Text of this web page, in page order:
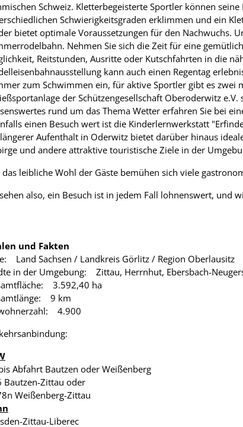
Schweiz. Kletterbegeisterte Sportler können seine
Schwierigkeitsgraden erklimmen und ein
bietet optimale Voraussetzungen für den Nachwuchs.
Nehmen Sie sich die Zeit für eine
Reitstunden, Ausritte oder Kutschfahrten in die
kann auch einen Regentag
zum Schwimmen ein, für aktive Sportler gibt es zwei
der Schützengesellschaft Oberoderwitz
rund um das Thema Wetter erfahren Sie bei
einen Besuch wert ist die Kinderlernwerkstatt
Aufenthalt in Oderwitz bietet darüber hinaus
und andere attraktive touristische Ziele in der
das leibliche Wohl der Gäste bemühen sich viele
also, ein Besuch ist in jedem Fall lohnenswert, und
und Fakten
Land Sachsen / Landkreis Görlitz / Region Oberlausitz
in der Umgebung: Zittau, Herrnhut, Ebersbach-
3.592,40 ha
9 km
4.900
Abfahrt Bautzen oder Weißenberg
Bautzen-Zittau oder
Weißenberg-Zittau
Zittau-Liberec